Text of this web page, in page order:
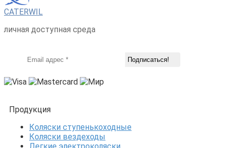
CATERWIL
личная доступная среда
Продукция
Коляски ступенькоходные
Коляски вездеходы